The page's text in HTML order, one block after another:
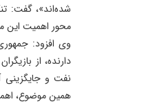
شده‌اند»، گفت:
محور اهمیت این
وی افزود:
دارنده، از
نفت و جایگزینی
همین موضوع،